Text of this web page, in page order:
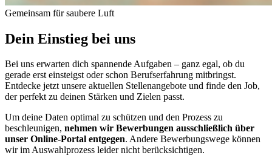
Gemeinsam für saubere Luft
Dein Einstieg bei uns
Bei uns erwarten dich spannende Aufgaben – ganz egal, ob du
gerade erst einsteigst oder schon Berufserfahrung mitbringst.
Entdecke jetzt unsere aktuellen Stellenangebote und finde den Job,
der perfekt zu deinen Stärken und Zielen passt.
Um deine Daten optimal zu schützen und den Prozess zu
beschleunigen, nehmen wir Bewerbungen ausschließlich über
unser Online-Portal entgegen. Andere Bewerbungswege können
wir im Auswahlprozess leider nicht berücksichtigen.